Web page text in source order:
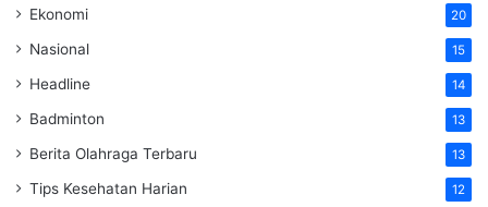
Ekonomi 20
Nasional 15
Headline 14
Badminton 13
Berita Olahraga Terbaru 13
Tips Kesehatan Harian 12